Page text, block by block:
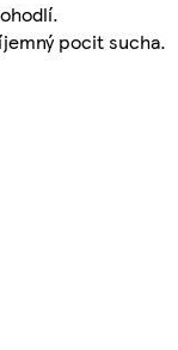
pocit sucha.